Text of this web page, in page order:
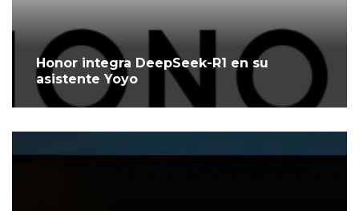
Honor integra DeepSeek-R1 en su
asistente Yoyo